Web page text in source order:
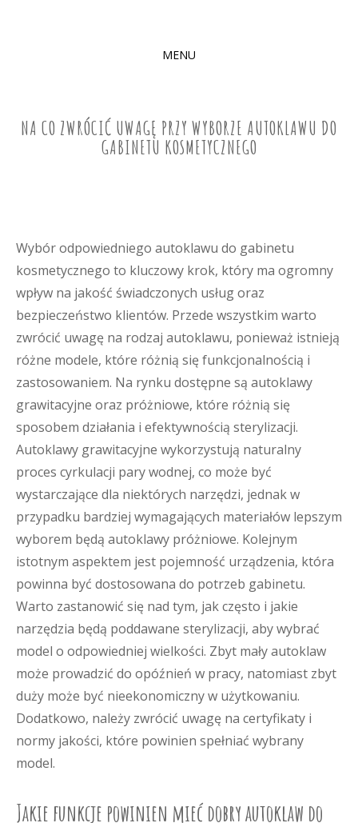
MENU
CONTENT
NA CO ZWRÓCIĆ UWAGĘ PRZY WYBORZE AUTOKLAWU DO
GABINETU KOSMETYCZNEGO
Wybór odpowiedniego autoklawu do gabinetu
kosmetycznego to kluczowy krok, który ma ogromny
wpływ na jakość świadczonych usług oraz
bezpieczeństwo klientów. Przede wszystkim warto
zwrócić uwagę na rodzaj autoklawu, ponieważ istnieją
różne modele, które różnią się funkcjonalnością i
zastosowaniem. Na rynku dostępne są autoklawy
grawitacyjne oraz próżniowe, które różnią się
sposobem działania i efektywnością sterylizacji.
Autoklawy grawitacyjne wykorzystują naturalny
proces cyrkulacji pary wodnej, co może być
wystarczające dla niektórych narzędzi, jednak w
przypadku bardziej wymagających materiałów lepszym
wyborem będą autoklawy próżniowe. Kolejnym
istotnym aspektem jest pojemność urządzenia, która
powinna być dostosowana do potrzeb gabinetu.
Warto zastanowić się nad tym, jak często i jakie
narzędzia będą poddawane sterylizacji, aby wybrać
model o odpowiedniej wielkości. Zbyt mały autoklaw
może prowadzić do opóźnień w pracy, natomiast zbyt
duży może być nieekonomiczny w użytkowaniu.
Dodatkowo, należy zwrócić uwagę na certyfikaty i
normy jakości, które powinien spełniać wybrany
model.
Jakie funkcje powinien mieć dobry autoklaw do